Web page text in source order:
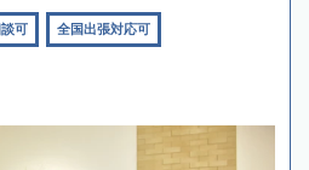
可 全国出張対応可